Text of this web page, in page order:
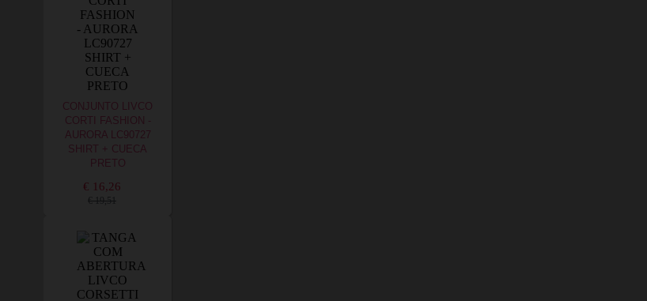
CONJUNTO LIVCO
CORTI FASHION -
AURORA LC90727
SHIRT + CUECA
PRETO
€ 16,26
€ 19,51